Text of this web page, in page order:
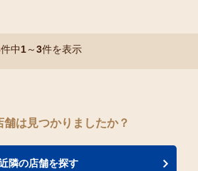
件中1～3件を表示
舗は見つかりましたか？
隣の店舗を探す